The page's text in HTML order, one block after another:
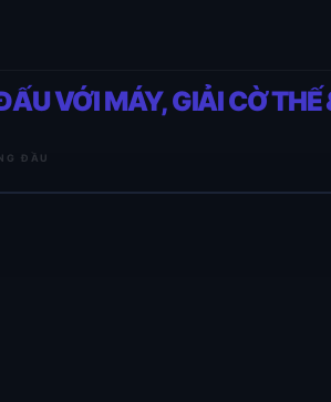
VỚI MÁY, GIẢI CỜ THẾ
ĐẦU